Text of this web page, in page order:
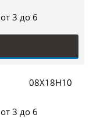
от 3 до 6
08Х18Н10
от 3 до 6